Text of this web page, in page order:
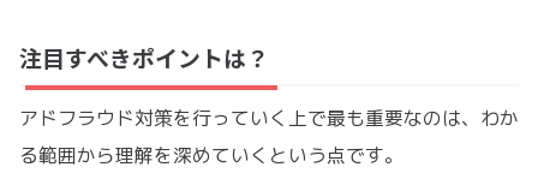
注目すべきポイントは？
アドフラウド対策を行っていく上で最も重要なのは、わか
る範囲から理解を深めていくという点です。